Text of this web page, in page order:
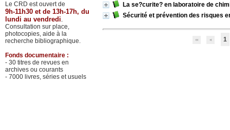
La se?curite? en laboratoire de
Sécurité et prévention des risques
1
Le CRD est ouvert de
9h-11h30 et de 13h-17h, du
lundi au vendredi.
Consultation sur place,
photocopies, aide à la
recherche bibliographique.
Fonds documentaire :
- 30 titres de revues en
archives ou courants
- 7000 livres, séries et usuels